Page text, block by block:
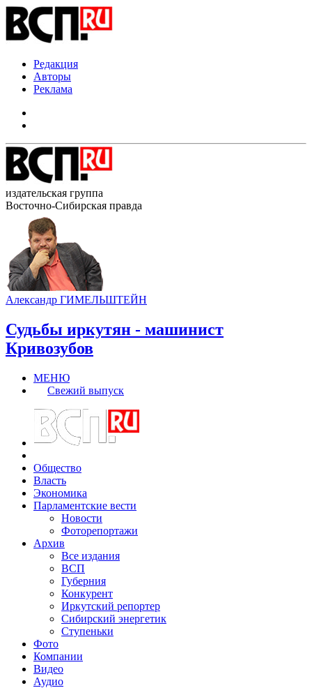
Редакция
Авторы
Реклама
издательская группа
Восточно-Сибирская правда
Александр ГИМЕЛЬШТЕЙН
Судьбы иркутян - машинист
Кривозубов
МЕНЮ
Свежий выпуск
Общество
Власть
Экономика
Парламентские вести
Новости
Фоторепортажи
Архив
Все издания
ВСП
Губерния
Конкурент
Иркутский репортер
Сибирский энергетик
Ступеньки
Фото
Компании
Видео
Аудио